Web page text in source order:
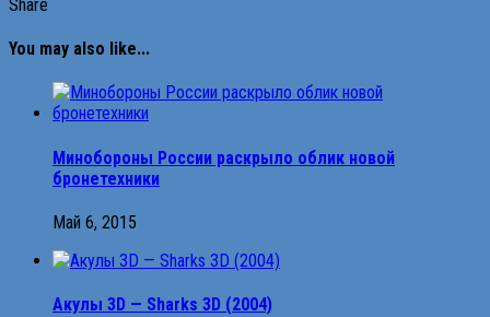
Share
You may also like...
Минобороны России раскрыло облик новой
бронетехники
Май 6, 2015
Акулы 3D — Sharks 3D (2004)